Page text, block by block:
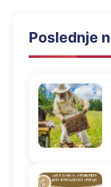
Poslednje